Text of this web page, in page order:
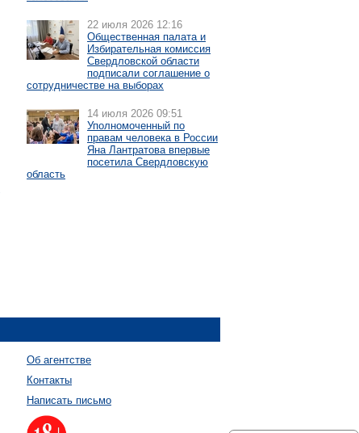
22 июля 2026 12:16
Общественная палата и
Избирательная комиссия
Свердловской области
подписали соглашение о
сотрудничестве на выборах
14 июля 2026 09:51
Уполномоченный по
правам человека в России
Яна Лантратова впервые
посетила Свердловскую
область
Об агентстве
Контакты
Написать письмо